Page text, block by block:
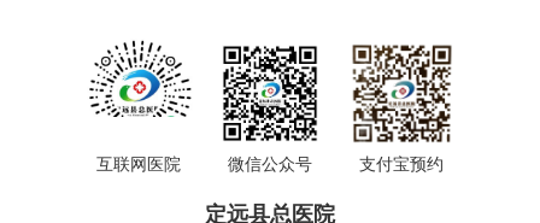
互联网医院 微信公众号 支付宝预约
定远县总医院